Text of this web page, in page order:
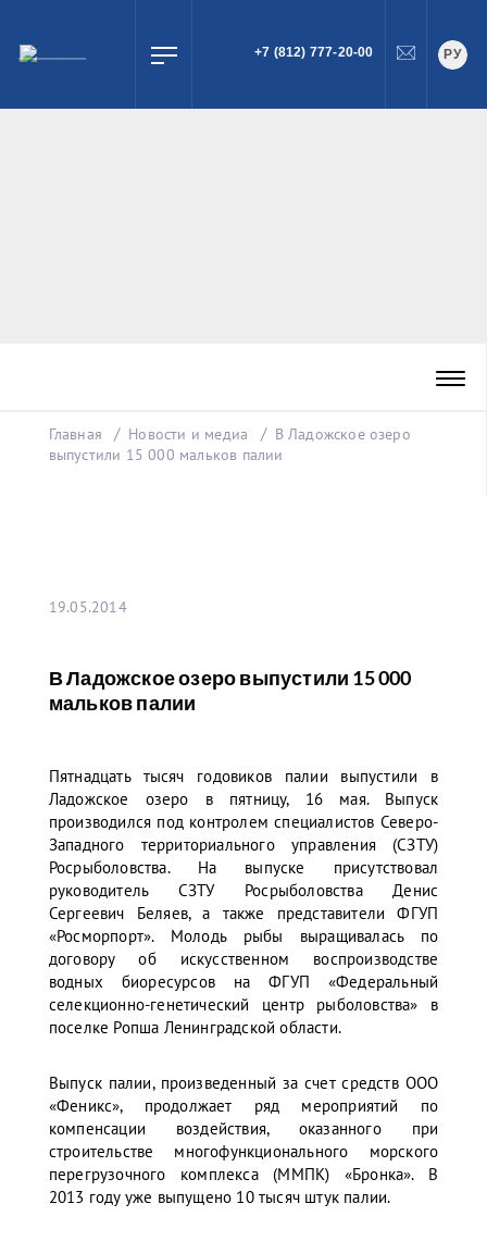
ПОИСК
+7 (812) 777-20-00 РУ
Главная Новости и медиа
В Ладожское озеро
выпустили 15 000 мальков палии
19.05.2014
В Ладожское озеро выпустили 15 000
мальков палии
Пятнадцать тысяч годовиков палии выпустили в
Ладожское озеро в пятницу, 16 мая. Выпуск
производился под контролем специалистов Северо-
Западного территориального управления (СЗТУ)
Росрыболовства. На выпуске присутствовал
руководитель СЗТУ Росрыболовства Денис
Сергеевич Беляев, а также представители ФГУП
«Росморпорт». Молодь рыбы выращивалась по
договору об искусственном воспроизводстве
водных биоресурсов на ФГУП «Федеральный
селекционно-генетический центр рыболовства» в
поселке Ропша Ленинградской области.
Выпуск палии, произведенный за счет средств ООО
«Феникс», продолжает ряд мероприятий по
компенсации воздействия, оказанного при
строительстве многофункционального морского
перегрузочного комплекса (ММПК) «Бронка». В
2013 году уже выпущено 10 тысяч штук палии.